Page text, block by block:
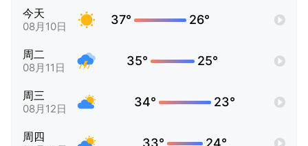
今天
08月10日 37° 26°
周二
08月11日 35° 25°
周三
08月12日 34° 23°
周四 33° 24°